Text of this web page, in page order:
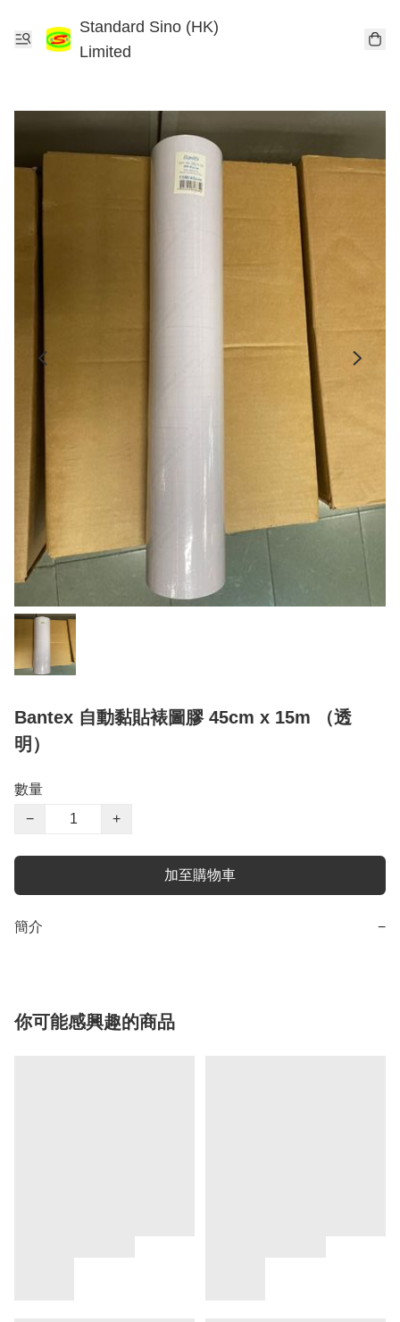
Standard Sino (HK)
Limited
Bantex 自動黏貼裱圖膠 45cm x 15m （透
明）
數量
−
+
加至購物車
簡介 −
你可能感興趣的商品